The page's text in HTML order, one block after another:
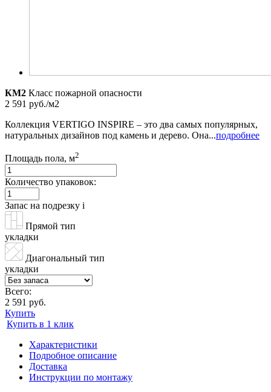
КМ2 Класс пожарной опасности
2 591 руб./м2
Коллекция VERTIGO INSPIRE – это два самых популярных,
натуральных дизайнов под камень и дерево. Она...подробнее
Площадь пола, м2
Количество упаковок:
Запас на подрезку i
Прямой тип
укладки
Диагональный тип
укладки
Всего:
2 591 руб.
Купить
Купить в 1 клик
Характеристики
Подробное описание
Доставка
Инструкции по монтажу